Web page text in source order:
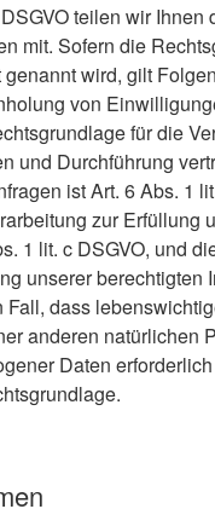
teilen wir Ihnen
mit. Sofern die
wird, gilt
von
für die
und Durchführung
ist Art. 6 Abs. 1
zur Erfüllung
1 lit. c DSGVO, und
unserer berechtigten
Fall, dass
anderen natürlichen
Daten